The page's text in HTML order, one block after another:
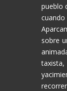
pueblo
sobre